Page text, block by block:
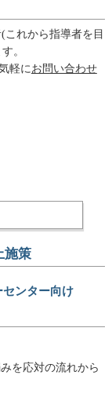
これから指導者を目
。
軽にお問い合わせ
施策
ンター向け
を応対の流れから